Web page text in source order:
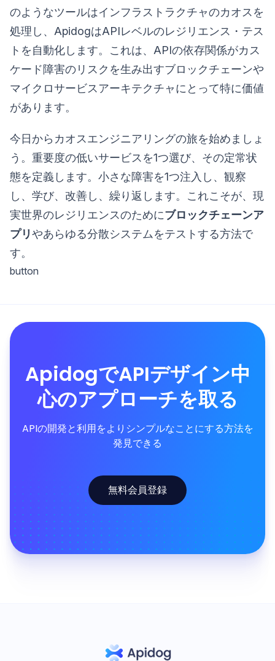
のようなツールはインフラストラクチャのカオスを
処理し、ApidogはAPIレベルのレジリエンス・テス
トを自動化します。これは、APIの依存関係がカス
ケード障害のリスクを生み出すブロックチェーンや
マイクロサービスアーキテクチャにとって特に価値
があります。
今日からカオスエンジニアリングの旅を始めましょ
う。重要度の低いサービスを1つ選び、その定常状
態を定義します。小さな障害を1つ注入し、観察
し、学び、改善し、繰り返します。これこそが、現
実世界のレジリエンスのためにブロックチェーンア
プリやあらゆる分散システムをテストする方法で
す。
button
ApidogでAPIデザイン中
心のアプローチを取る
APIの開発と利用をよりシンプルなことにする方法を
発見できる
無料会員登録